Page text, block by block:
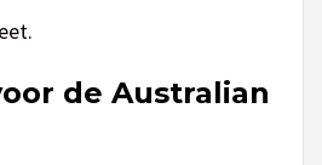
de Australian